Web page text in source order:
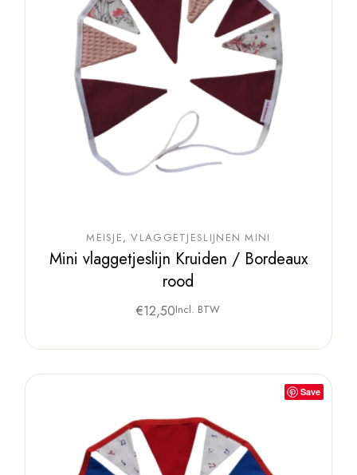
MEISJE VLAGGETJESLIJNEN MINI
Mini vlaggetjeslijn Kruiden / Bordeaux
rood
€12,50Incl. BTW
Save